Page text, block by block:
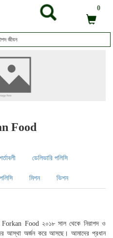
0
জীবন
Food
ডেলিভারি পলিসি
মিশন ভিশন
Forkan Food ২০১৮ সাল থেকে নিরাপদ ও
আস্থা অর্জন করে আসছে। আমাদের প্রধান